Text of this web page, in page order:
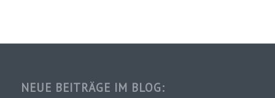
NEUE BEITRÄGE IM BLOG: